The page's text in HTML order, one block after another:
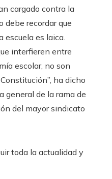
cargado contra la
debe recordar que
escuela es laica.
interfieren entre
escolar, no son
ha dicho
general de la rama de
del mayor sindicato
toda la actualidad y